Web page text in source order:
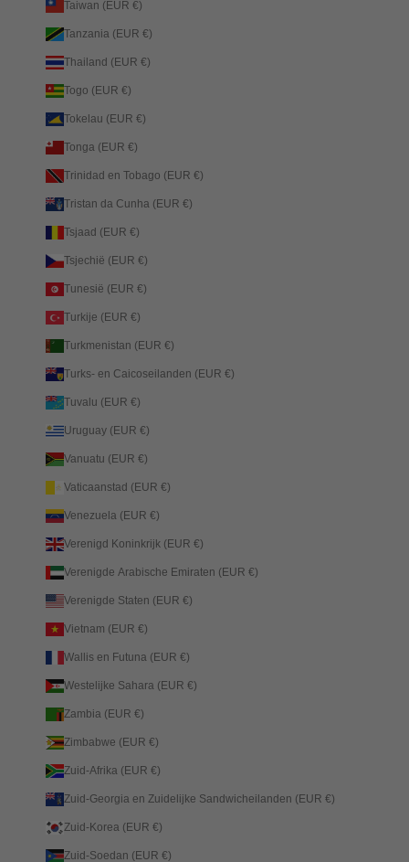
Taiwan (EUR €)
Tanzania (EUR €)
Thailand (EUR €)
Togo (EUR €)
Tokelau (EUR €)
Tonga (EUR €)
Trinidad en Tobago (EUR €)
Tristan da Cunha (EUR €)
Tsjaad (EUR €)
Tsjechië (EUR €)
Tunesië (EUR €)
Turkije (EUR €)
Turkmenistan (EUR €)
Turks- en Caicoseilanden (EUR €)
Tuvalu (EUR €)
Uruguay (EUR €)
Vanuatu (EUR €)
Vaticaanstad (EUR €)
Venezuela (EUR €)
Verenigd Koninkrijk (EUR €)
Verenigde Arabische Emiraten (EUR €)
Verenigde Staten (EUR €)
Vietnam (EUR €)
Wallis en Futuna (EUR €)
Westelijke Sahara (EUR €)
Zambia (EUR €)
Zimbabwe (EUR €)
Zuid-Afrika (EUR €)
Zuid-Georgia en Zuidelijke Sandwicheilanden (EUR €)
Zuid-Korea (EUR €)
Zuid-Soedan (EUR €)